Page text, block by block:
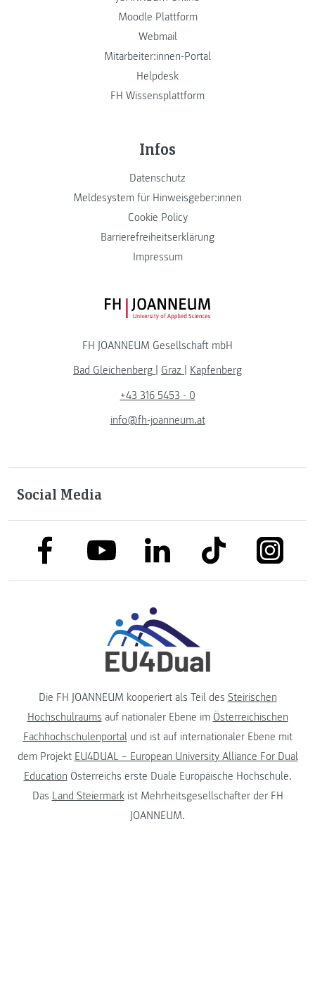
Moodle Plattform
Webmail
Mitarbeiter:innen-Portal
Helpdesk
FH Wissensplattform
Infos
Datenschutz
Meldesystem für Hinweisgeber:innen
Cookie Policy
Barrierefreiheitserklärung
Impressum
FH JOANNEUM Logo
FH JOANNEUM Gesellschaft mbH
Bad Gleichenberg
Graz
Kapfenberg
+43 316 5453 - 0
info@fh-joanneum.at
Social Media
link to facebooklink to youtubelink to linkedinlink to tiktok
Die FH JOANNEUM kooperiert als Teil des Steirischen
Hochschulraums auf nationaler Ebene im Österreichischen
Fachhochschulenportalund ist auf internationaler Ebene mit
dem Projekt EU4DUAL – European University Alliance For Dual
Education Österreichs erste Duale Europäische Hochschule.
Das Land Steiermarkist Mehrheitsgesellschafter der FH
JOANNEUM.